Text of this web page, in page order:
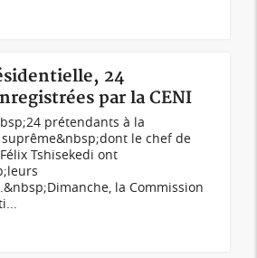
24
par la CENI
prétendants à la
le chef de
Tshisekedi ont
la Commission